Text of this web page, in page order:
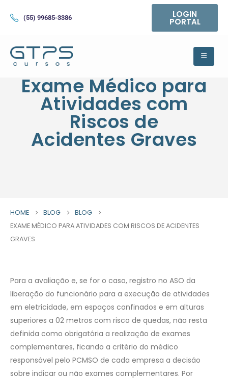
(55) 99685-3386 LOGIN
PORTAL
Exame Médico para
Atividades com
Riscos de
Acidentes Graves
HOME BLOG
BLOG
EXAME MÉDICO PARA ATIVIDADES COM RISCOS DE ACIDENTES
GRAVES
Para a avaliação e, se for o caso, registro no ASO da
liberação do funcionário para a execução de atividades
em eletricidade, em espaços confinados e em alturas
superiores a 02 metros com risco de quedas, não resta
definida como obrigatória a realização de exames
complementares, ficando a critério do médico
responsável pelo PCMSO de cada empresa a decisão
sobre indicar ou não exames complementares. Por